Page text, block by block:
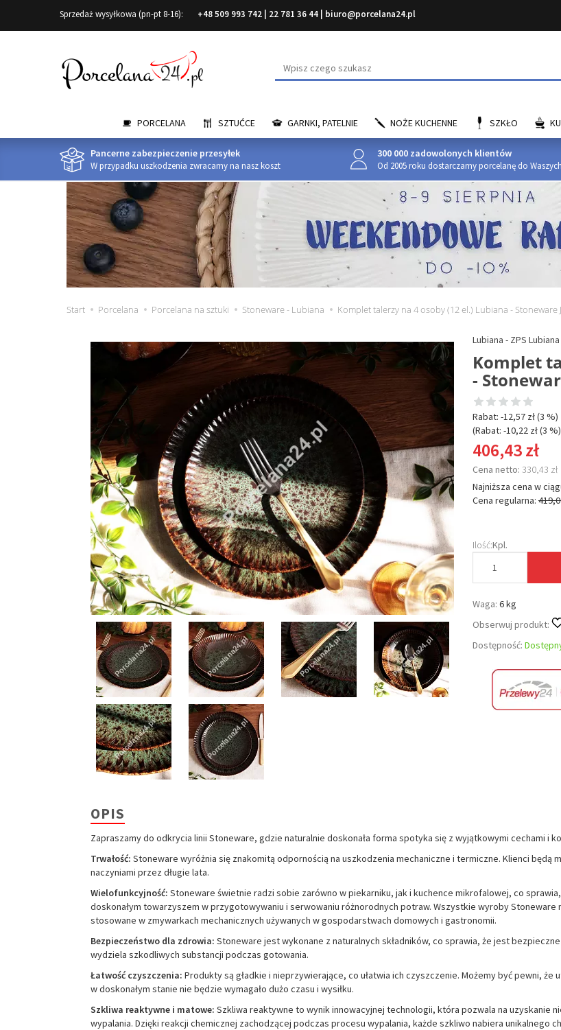
Sprzedaż wysyłkowa (pn-pt 8-16): +48 509 993 742 22 781 36 44 biuro@porcelana24.pl
Wyszukaj
PORCELANA SZTUĆCE GARNKI, PATELNIE NOŻE KUCHENNE SZKŁO
Pancerne zabezpieczenie przesyłek
W przypadku uszkodzenia zwracamy na nasz koszt
300 000 zadowolonych klientów
Od 2005 roku dostarczamy porcelanę do
Start Porcelana Porcelana na sztuki Stoneware - Lubiana Komplet talerzy na 4 osoby (12 el.) Lubiana - Stoneware
Lubiana - ZPS Lubiana
Komplet
-
Rabat: -12,57 zł(3 %)
(Rabat: -10,22 zł(3 %)
406,43 zł
Cena netto: 330,43 zł
Najniższa cena w
Cena regularna:
Ilość:Kpl.
Waga: 6 kg
Obserwuj produkt:
Dostępność:
OPIS
Zapraszamy do odkrycia linii Stoneware, gdzie naturalnie doskonała forma spotyka się z wyjątkowymi cechami i
Trwałość: Stoneware wyróżnia się znakomitą odpornością na uszkodzenia mechaniczne i termiczne. Klienci będą
naczyniami przez długie lata.
Wielofunkcyjność: Stoneware świetnie radzi sobie zarówno w piekarniku, jak i kuchence mikrofalowej, co
doskonałym towarzyszem w przygotowywaniu i serwowaniu różnorodnych potraw. Wszystkie wyroby Stoneware
stosowane w zmywarkach mechanicznych używanych w gospodarstwach domowych i gastronomii.
Bezpieczeństwo dla zdrowia: Stoneware jest wykonane z naturalnych składników, co sprawia, że jest
wydziela szkodliwych substancji podczas gotowania.
Łatwość czyszczenia: Produkty są gładkie i nieprzywierające, co ułatwia ich czyszczenie. Możemy być pewni, że
w doskonałym stanie nie będzie wymagało dużo czasu i wysiłku.
Szkliwa reaktywne i matowe: Szkliwa reaktywne to wynik innowacyjnej technologii, która pozwala na uzyskanie
wypalania. Dzięki reakcji chemicznej zachodzącej podczas procesu wypalania, każde szkliwo nabiera unikalnego